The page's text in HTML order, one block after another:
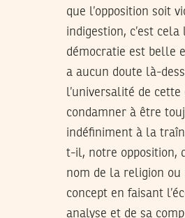
que l’opposition soit
indigestion, c’est
démocratie est belle
a aucun doute là-
l’universalité de cette
condamner à être
indéfiniment à la
t-il, notre opposition,
nom de la religion ou
concept en faisant
analyse et de sa